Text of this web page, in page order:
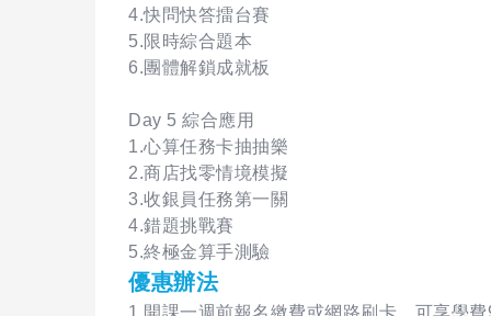
4.快問快答擂台賽
5.限時綜合題本
6.團體解鎖成就板
Day 5 綜合應用
1.心算任務卡抽抽樂
2.商店找零情境模擬
3.收銀員任務第一關
4.錯題挑戰賽
5.終極金算手測驗
優惠辦法